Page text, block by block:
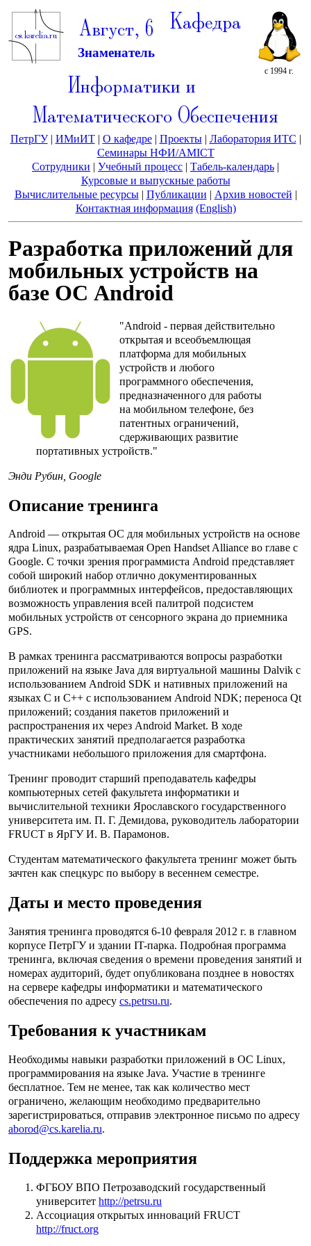
Август, 6
Знаменатель
с 1994 г.
Кафедра
Информатики и
Математического Обеспечения
ПетрГУ| ИМиИТ| О кафедре| Проекты| Лаборатория ИТС |
Семинары НФИ/AMICT
Сотрудники | Учебный процесс | Табель-календарь |
Курсовые и выпускные работы
Вычислительные ресурсы| Публикации | Архив новостей |
Контактная информация (English)
Разработка приложений для
мобильных устройств на
базе ОС Android
"Android - первая действительно
открытая и всеобъемлющая
платформа для мобильных
устройств и любого
программного обеспечения,
предназначенного для работы
на мобильном телефоне, без
патентных ограничений,
сдерживающих развитие
портативных устройств."
Энди Рубин, Google
Описание тренинга
Android — открытая ОС для мобильных устройств на основе
ядра Linux, разрабатываемая Open Handset Alliance во главе с
Google. С точки зрения программиста Android представляет
собой широкий набор отлично документированных
библиотек и программных интерфейсов, предоставляющих
возможность управления всей палитрой подсистем
мобильных устройств от сенсорного экрана до приемника
GPS.
В рамках тренинга рассматриваются вопросы разработки
приложений на языке Java для виртуальной машины Dalvik с
использованием Android SDK и нативных приложений на
языках C и C++ с использованием Android NDK; переноса Qt
приложений; создания пакетов приложений и
распространения их через Android Market. В ходе
практических занятий предполагается разработка
участниками небольшого приложения для смартфона.
Тренинг проводит старший преподаватель кафедры
компьютерных сетей факультета информатики и
вычислительной техники Ярославского государственного
университета им. П. Г. Демидова, руководитель лаборатории
FRUCT в ЯрГУ И. В. Парамонов.
Студентам математического факультета тренинг может быть
зачтен как спецкурс по выбору в весеннем семестре.
Даты и место проведения
Занятия тренинга проводятся 6-10 февраля 2012 г. в главном
корпусе ПетрГУ и здании IT-парка. Подробная программа
тренинга, включая сведения о времени проведения занятий и
номерах аудиторий, будет опубликована позднее в новостях
на сервере кафедры информатики и математического
обеспечения по адресу cs.petrsu.ru.
Требования к участникам
Необходимы навыки разработки приложений в ОС Linux,
программирования на языке Java. Участие в тренинге
бесплатное. Тем не менее, так как количество мест
ограничено, желающим необходимо предварительно
зарегистрироваться, отправив электронное письмо по адресу
aborod@cs.karelia.ru.
Поддержка мероприятия
ФГБОУ ВПО Петрозаводский государственный
университет http://petrsu.ru
Ассоциация открытых инноваций FRUCT
http://fruct.org